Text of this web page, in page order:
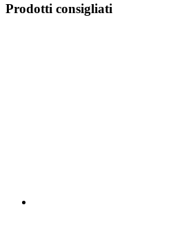
Prodotti consigliati